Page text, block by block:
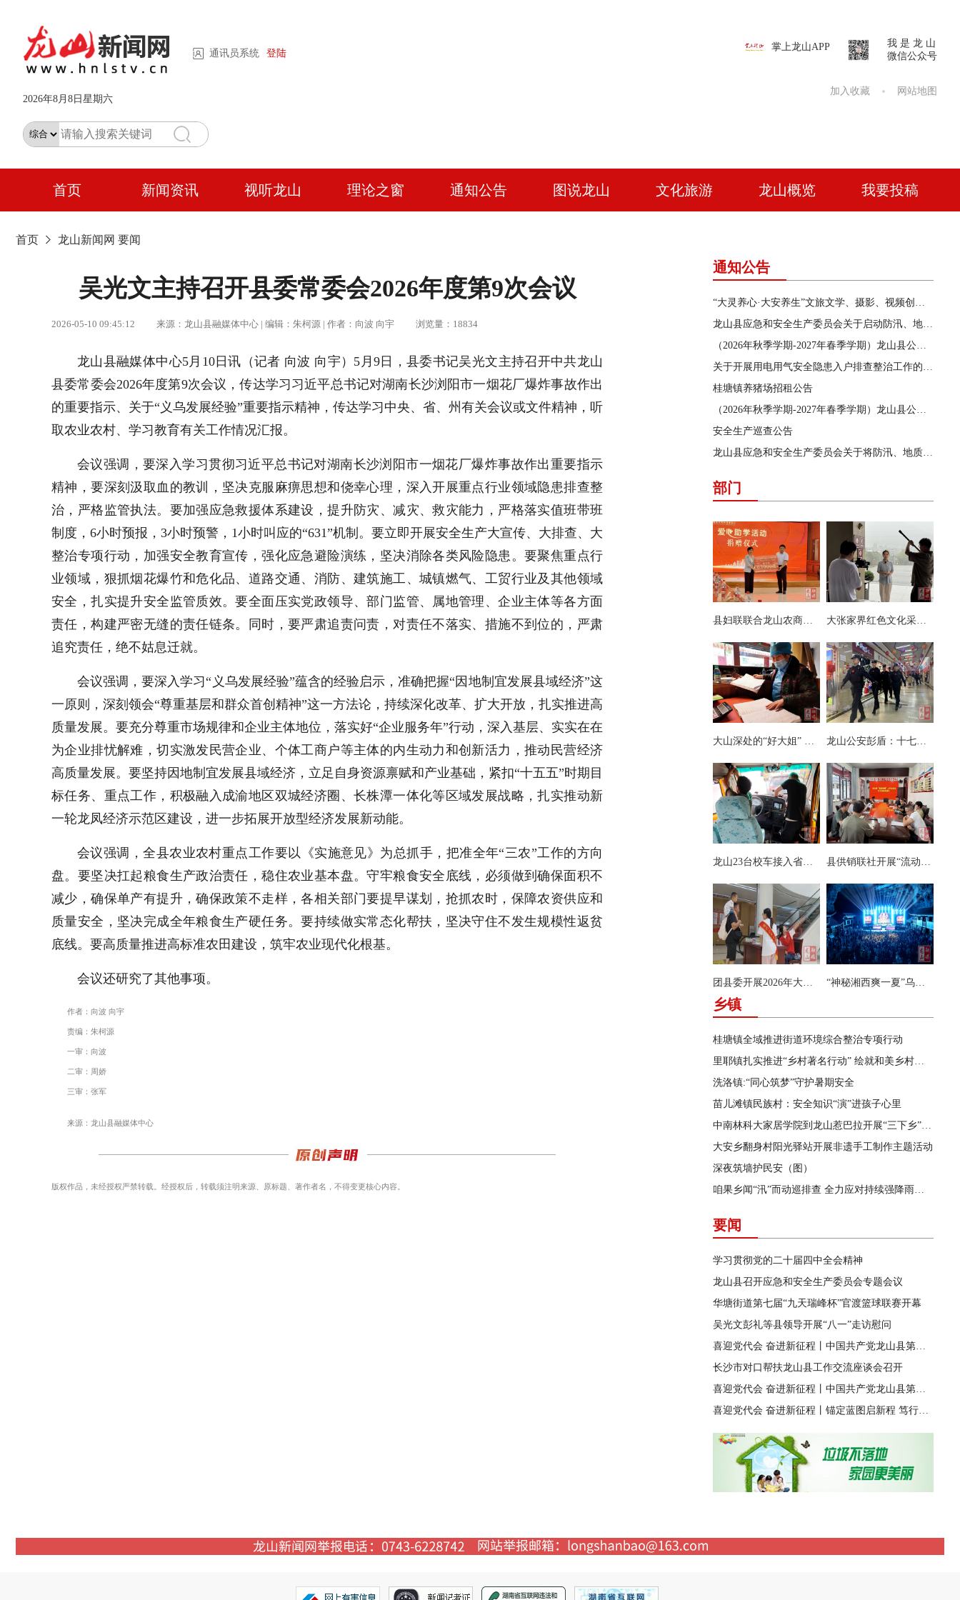
通讯员系统 登陆
2026年8月8日星期六
掌上龙山APP
我 是 龙 山
微信公众号
加入收藏 网站地图
首页 新闻资讯 视听龙山 理论之窗 通知公告 图说龙山 文化旅游 龙山概览 我要投稿
首页 龙山新闻网 要闻
吴光文主持召开县委常委会2026年度第9次会议
2026-05-10 09:45:12 来源：龙山县融媒体中心 | 编辑：朱柯源 | 作者：向波 向宇 浏览量：18834
龙山县融媒体中心5月10日讯（记者 向波 向宇） 5月9日，县委书记吴光文主持召开中共龙山
县委常委会2026年度第9次会议，传达学习习近平总书记对湖南长沙浏阳市一烟花厂爆炸事故作出
的重要指示、关于“义乌发展经验”重要指示精神 ，传达学习中央、省、州有关会议或文件精神，听
取农业农村、学习教育有关工作情况汇报。
会议强调，要深入学习贯彻习近平总书记对湖南长沙浏阳市一烟花厂爆炸事故作出重要指示
精神，要深刻汲取血的教训，坚决克服麻痹思想和侥幸心理，深入开展重点行业领域隐患排查整
治，严格监管执法。要加强应急救援体系建设，提升防灾、减灾、救灾能力，严格落实值班带班
制度，6小时预报，3小时预警，1小时叫应的“631”机制。要立即开展安全生产大宣传、大排查、大
整治专项行动，加强安全教育宣传，强化应急避险演练，坚决消除各类风险隐患。要聚焦重点行
业领域，狠抓烟花爆竹和危化品、道路交通、消防、建筑施工、城镇燃气、工贸行业及其他领域
安全，扎实提升安全监管质效。要全面压实党政领导、部门监管、属地管理、企业主体等各方面
责任，构建严密无缝的责任链条。同时，要严肃追责问责，对责任不落实、措施不到位的，严肃
追究责任，绝不姑息迁就。
会议强调，要深入学习“义乌发展经验”蕴含的经验启示，准确把握“因地制宜发展县域经济”这
一原则，深刻领会“尊重基层和群众首创精神”这一方法论，持续深化改革、扩大开放，扎实推进高
质量发展。要充分尊重市场规律和企业主体地位，落实好“企业服务年”行动，深入基层、实实在在
为企业排忧解难，切实激发民营企业、个体工商户等主体的内生动力和创新活力，推动民营经济
高质量发展。要坚持因地制宜发展县域经济，立足自身资源禀赋和产业基础，紧扣“十五五”时期目
标任务、重点工作，积极融入成渝地区双城经济圈、长株潭一体化等区域发展战略，扎实推动新
一轮龙凤经济示范区建设，进一步拓展开放型经济发展新动能。
会议强调，全县农业农村重点工作要以《实施意见》为总抓手，把准全年“三农”工作的方向
盘。要坚决扛起粮食生产政治责任，稳住农业基本盘。守牢粮食安全底线，必须做到确保面积不
减少，确保单产有提升，确保政策不走样，各相关部门要提早谋划，抢抓农时，保障农资供应和
质量安全，坚决完成全年粮食生产硬任务。要持续做实常态化帮扶，坚决守住不发生规模性返贫
底线。要高质量推进高标准农田建设，筑牢农业现代化根基。
会议还研究了其他事项。
作者：向波 向宇
责编：朱柯源
一审：向波
二审：周娇
三审：张军
来源：龙山县融媒体中心
版权作品，未经授权严禁转载。经授权后，转载须注明来源、原标题、著作者名，不得变更核心内容。
通知公告
“大灵养心·大安养生”文旅文学、摄影、视频创作征集活动公告
龙山县应急和安全生产委员会关于启动防汛、地质灾害、自然灾害救助三级应急响应的通知
（2026年秋季学期-2027年春季学期）龙山县公办学校学生食堂食材采购供应商遴选结果公告
关于开展用电用气安全隐患入户排查整治工作的通告
桂塘镇养猪场招租公告
（2026年秋季学期-2027年春季学期）龙山县公办学校学生食堂食材采购供应商遴选项目遴选公告
安全生产巡查公告
龙山县应急和安全生产委员会关于将防汛、地质灾害、自然灾害救助应急响应提升为三级的通知
部门
县妇联联合龙山农商银行开展爱心助学活动 大张家界红色文化采访团来县茨岩塘镇采访
大山深处的“好大姐” ——记第八届湘西州道德模范向玉娥 龙山公安彭盾：十七载藏蓝铸忠诚 初心如磐护万家
龙山23台校车接入省级智慧安全监管系统 县供销联社开展“流动供销”业务及安全知识专项培训
团县委开展2026年大学生暑期系列实践活动 “神秘湘西爽一夏”乌龙山首届洞穴摇滚音乐会唱响飞虎洞
乡镇
桂塘镇全域推进街道环境综合整治专项行动
里耶镇扎实推进“乡村著名行动” 绘就和美乡村新画卷
洗洛镇:“同心筑梦”守护暑期安全
苗儿滩镇民族村：安全知识“演”进孩子心里
中南林科大家居学院到龙山惹巴拉开展“三下乡”实践活动
大安乡翻身村阳光驿站开展非遗手工制作主题活动
深夜筑墙护民安（图）
咱果乡闻“汛”而动巡排查 全力应对持续强降雨天气
要闻
学习贯彻党的二十届四中全会精神
龙山县召开应急和安全生产委员会专题会议
华塘街道第七届“九天瑞峰杯”官渡篮球联赛开幕
吴光文彭礼等县领导开展“八一”走访慰问
喜迎党代会 奋进新征程丨中国共产党龙山县第十四届纪律检查委员会第一次全体会议召开
长沙市对口帮扶龙山县工作交流座谈会召开
喜迎党代会 奋进新征程丨中国共产党龙山县第十四次代表大会胜利闭幕
喜迎党代会 奋进新征程丨锚定蓝图启新程 笃行实干兴龙山